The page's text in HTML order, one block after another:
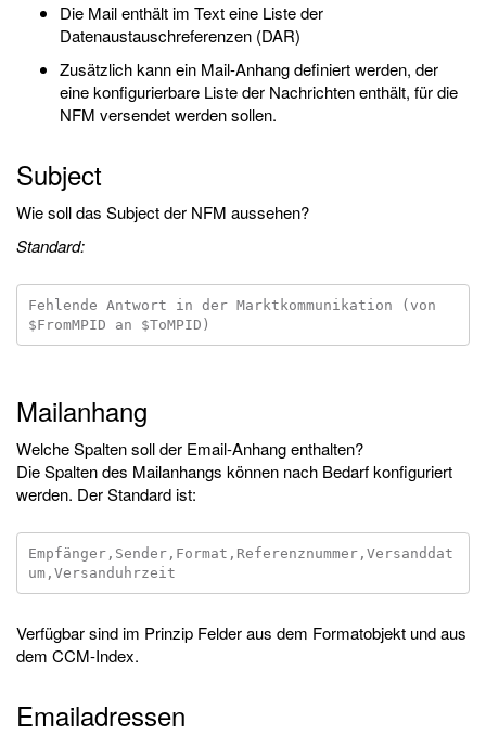
Die Mail enthält im Text eine Liste der
Datenaustauschreferenzen (DAR)
Zusätzlich kann ein Mail-Anhang definiert werden, der
eine konfigurierbare Liste der Nachrichten enthält, für die
NFM versendet werden sollen.
Subject
Wie soll das Subject der NFM aussehen?
Standard:
Fehlende Antwort in der Marktkommunikation (von
Mailanhang
Welche Spalten soll der Email-Anhang enthalten?
Die Spalten des Mailanhangs können nach Bedarf konfiguriert
werden. Der Standard ist:
Empfänger,Sender,Format,Referenznummer,Versanddat
Verfügbar sind im Prinzip Felder aus dem Formatobjekt und aus
dem CCM-Index.
Emailadressen